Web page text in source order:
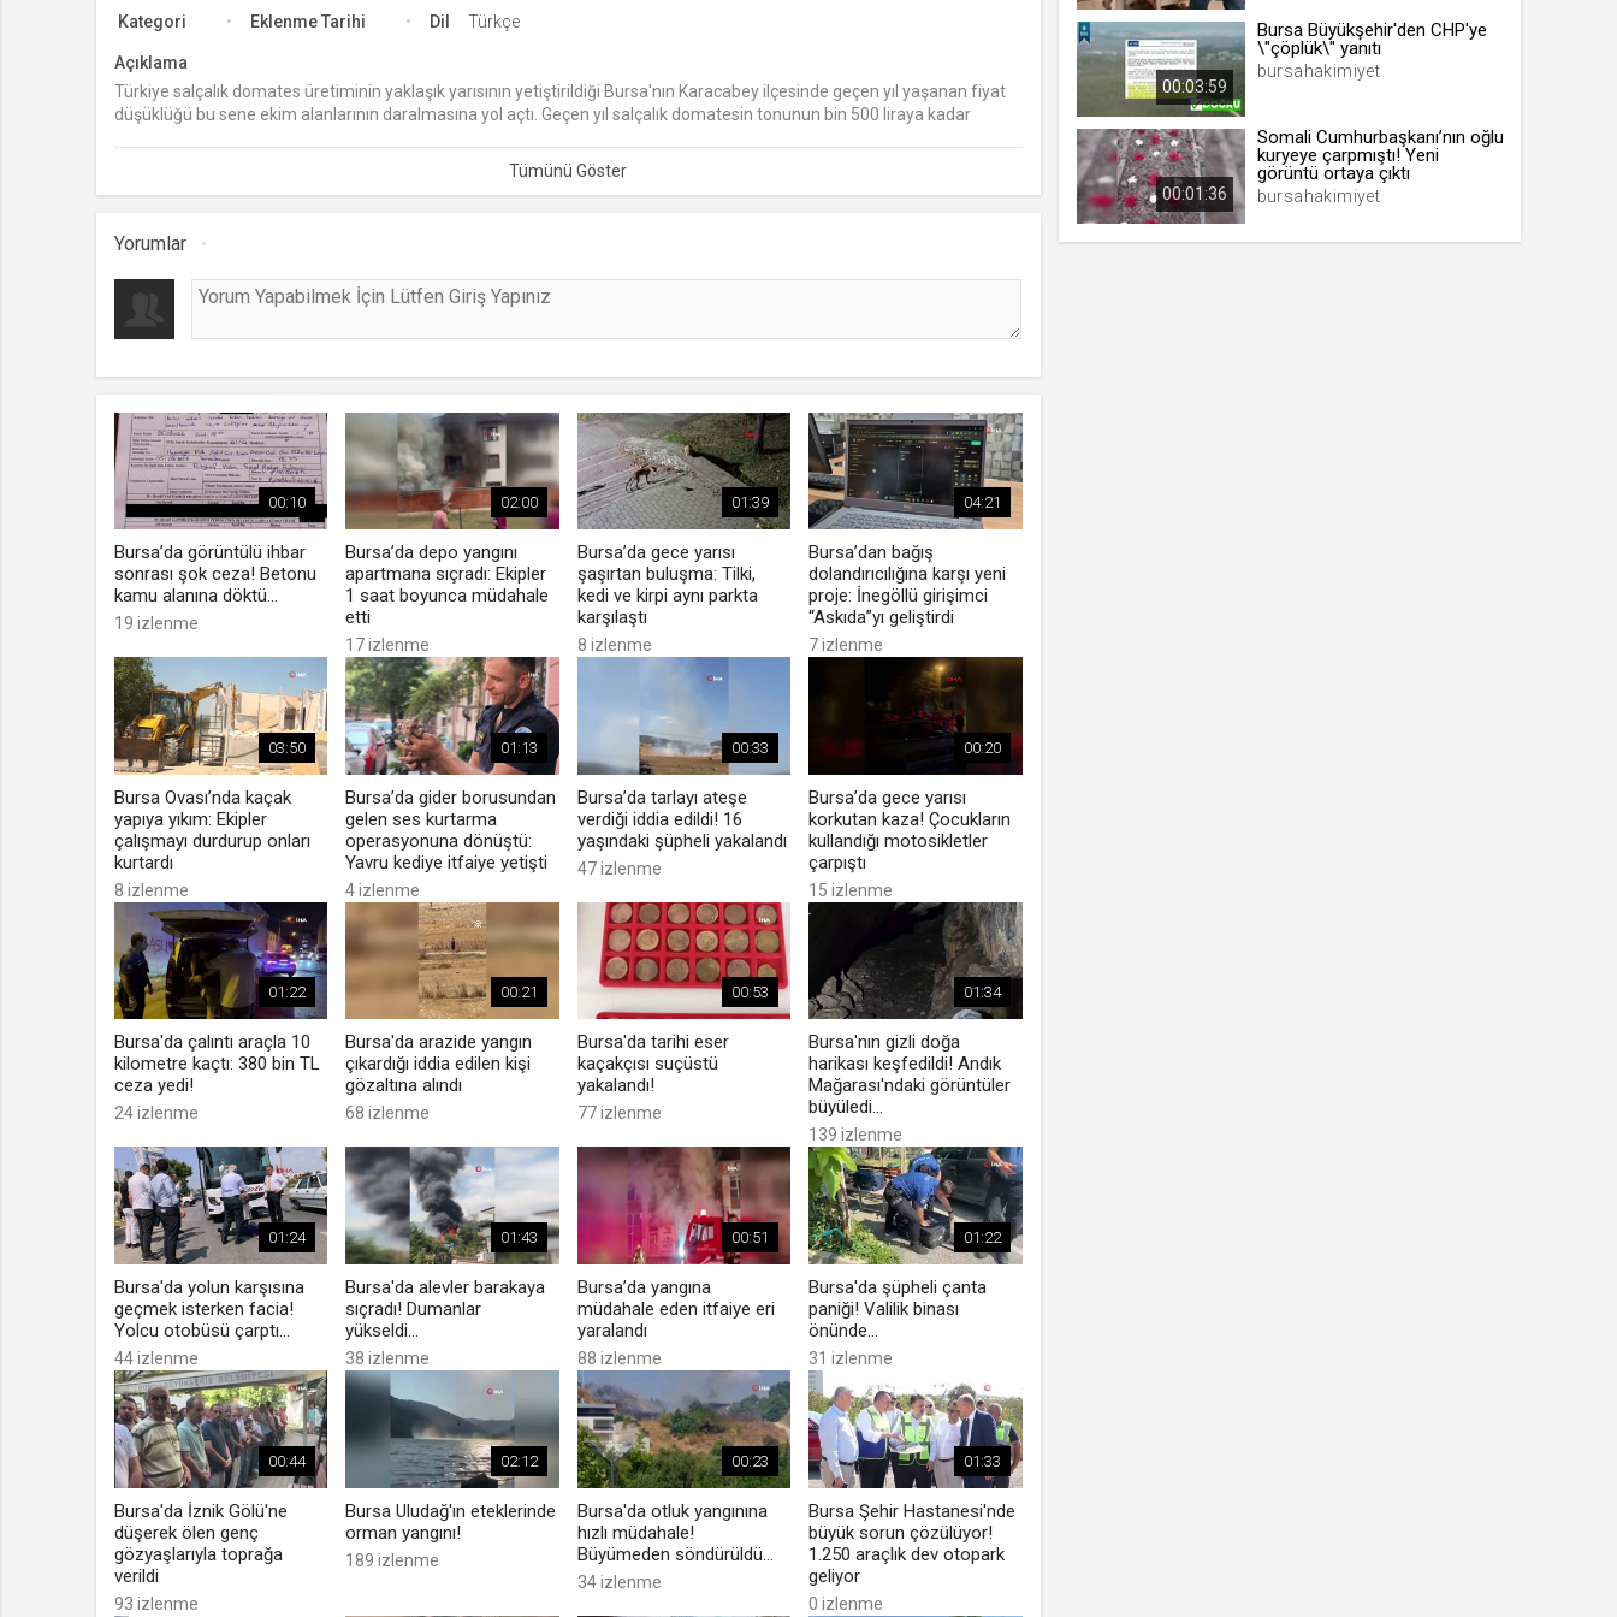
Kategori Eklenme Tarihi Dil Türkçe
Açıklama
Türkiye salçalık domates üretiminin yaklaşık yarısının yetiştirildiği Bursa'nın Karacabey ilçesinde geçen yıl yaşanan fiyat
düşüklüğü bu sene ekim alanlarının daralmasına yol açtı. Geçen yıl salçalık domatesin tonunun bin 500 liraya kadar
Düzen, "Şu anda serbest piyasada tonu 4 bin 500 ve 4 bin 800 bandında gidiyor. Geçen seneye göre 3 katını gördü.
Fabrika teslim ise 4 bin 700 ila 4 bin 850 lira arasında seyrediyor" dedi.
Yorumlar
00:10
Bursa’da görüntülü ihbar
sonrası şok ceza! Betonu
kamu alanına döktü...
19 izlenme
02:00
Bursa’da depo yangını
apartmana sıçradı: Ekipler
1 saat boyunca müdahale
etti
17 izlenme
01:39
Bursa’da gece yarısı
şaşırtan buluşma: Tilki,
kedi ve kirpi aynı parkta
karşılaştı
8 izlenme
04:21
Bursa’dan bağış
dolandırıcılığına karşı yeni
proje: İnegöllü girişimci
“Askıda”yı geliştirdi
7 izlenme
03:50
Bursa Ovası’nda kaçak
yapıya yıkım: Ekipler
çalışmayı durdurup onları
kurtardı
8 izlenme
01:13
Bursa’da gider borusundan
gelen ses kurtarma
operasyonuna dönüştü:
Yavru kediye itfaiye yetişti
4 izlenme
00:33
Bursa’da tarlayı ateşe
verdiği iddia edildi! 16
yaşındaki şüpheli yakalandı
47 izlenme
00:20
Bursa’da gece yarısı
korkutan kaza! Çocukların
kullandığı motosikletler
çarpıştı
15 izlenme
01:22
Bursa'da çalıntı araçla 10
kilometre kaçtı: 380 bin TL
ceza yedi!
24 izlenme
00:21
Bursa'da arazide yangın
çıkardığı iddia edilen kişi
gözaltına alındı
68 izlenme
00:53
Bursa'da tarihi eser
kaçakçısı suçüstü
yakalandı!
77 izlenme
01:34
Bursa'nın gizli doğa
harikası keşfedildi! Andık
Mağarası'ndaki görüntüler
büyüledi...
139 izlenme
01:24
Bursa'da yolun karşısına
geçmek isterken facia!
Yolcu otobüsü çarptı...
44 izlenme
01:43
Bursa'da alevler barakaya
sıçradı! Dumanlar
yükseldi...
38 izlenme
00:51
Bursa’da yangına
müdahale eden itfaiye eri
yaralandı
88 izlenme
01:22
Bursa'da şüpheli çanta
paniği! Valilik binası
önünde...
31 izlenme
00:44
Bursa'da İznik Gölü'ne
düşerek ölen genç
gözyaşlarıyla toprağa
verildi
93 izlenme
02:12
Bursa Uludağ'ın eteklerinde
orman yangını!
189 izlenme
00:23
Bursa'da otluk yangınına
hızlı müdahale!
Büyümeden söndürüldü...
34 izlenme
01:33
Bursa Şehir Hastanesi'nde
büyük sorun çözülüyor!
1.250 araçlık dev otopark
geliyor
0 izlenme
00:03:59
Bursa Büyükşehir'den CHP'ye
\"çöplük\" yanıtı
bursahakimiyet
00:01:36
Somali Cumhurbaşkanı’nın oğlu
kuryeye çarpmıştı! Yeni
görüntü ortaya çıktı
bursahakimiyet